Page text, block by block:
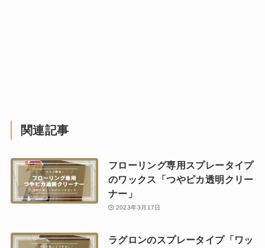
関連記事
フローリング専用スプレータイプ
のワックス「つやピカ透明クリー
ナー」
2023年3月17日
ラグロンのスプレータイプ「ワッ